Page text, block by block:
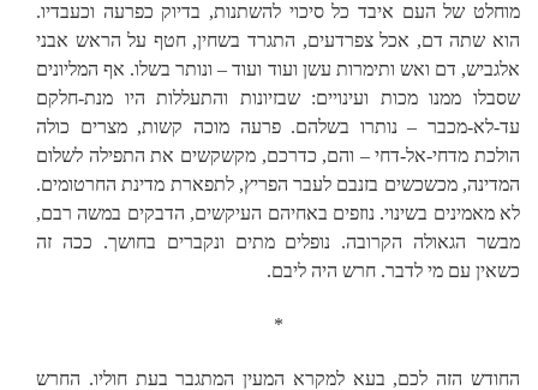
מוחלט של העם איבד כל סיכוי להשתנות, בדיוק כפרעה וכעבדיו.
הוא שתה דם, אכל צפרדעים, התגרד בשחין, חטף על הראש אבני
אלגביש, דם ואש ותימרות עשן ועוד ועוד – ונותר בשלו. אף המליונים
שסבלו ממנו מכות ועינויים: שבזיונות והתעללות היו מנת-חלקם
עד-לא-מכבר – נותרו בשלהם. פרעה מוכה קשות, מצרים כולה
הולכת מדחי-אל-דחי – והם, כדרכם, מקשקשים את התפילה לשלום
המדינה, מכשכשים בזנבם לעבר הפריץ, לתפארת מדינת החרטומים.
לא מאמינים בשינוי. נוזפים באחיהם העיקשים, הדבקים במשה רבם,
מבשר הגאולה הקרובה. נופלים מתים ונקברים בחושך. ככה זה
כשאין עם מי לדבר. חרש היה ליבם.
*
החודש הזה לכם, בעא למקרא המעין המתגבר בעת חוליו. החרש